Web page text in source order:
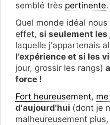
semblé très pertinente.
Quel monde idéal
effet, si seulement les
laquelle j'appartenais
l’expérience et si les
jour, grossir les rangs)
force !
Fort heureusement,
d'aujourd'hui (dont je
malheureusement